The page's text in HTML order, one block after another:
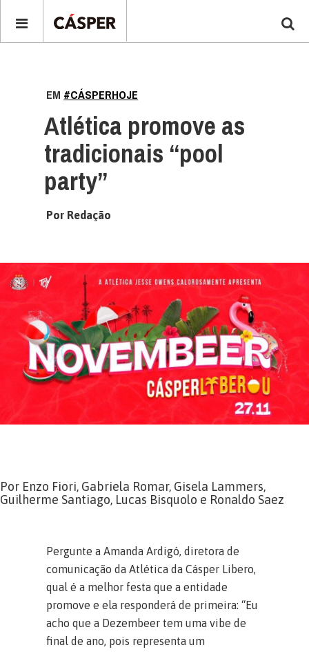
EM#CÁSPERHOJE
Atlética promove as
tradicionais “pool
party”
Por Redação
Por Enzo Fiori, Gabriela Romar, Gisela Lammers,
Guilherme Santiago, Lucas Bisquolo e Ronaldo Saez
Pergunte a Amanda Ardigó, diretora de
comunicação da Atlética da Cásper Libero,
qual é a melhor festa que a entidade
promove e ela responderá de primeira: “Eu
acho que a Dezembeer tem uma vibe de
final de ano, pois representa um